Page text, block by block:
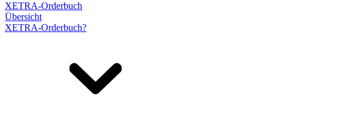
XETRA-Orderbuch
Übersicht
XETRA-Orderbuch?